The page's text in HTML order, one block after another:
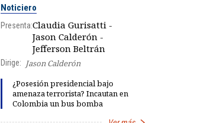
Noticiero
Presenta:Claudia Gurisatti -
Jason Calderón -
Jefferson Beltrán
Dirige:
Jason Calderón
¿Posesión presidencial bajo
amenaza terrorista? Incautan en
Colombia un bus bomba